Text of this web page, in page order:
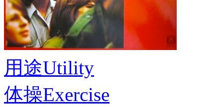
用途Utility
体操Exercise